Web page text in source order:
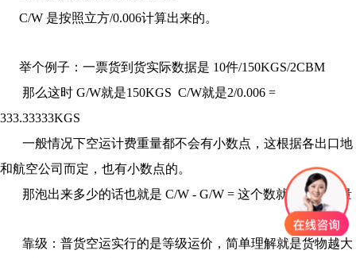
C/W 是按照立方/0.006计算出来的。
举个例子：一票货到货实际数据是 10件/150KGS/2CBM
那么这时 G/W就是150KGS C/W就是2/0.006 =
333.33333KGS
一般情况下空运计费重量都不会有小数点，这根据各出口地
和航空公司而定，也有小数点的。
那泡出来多少的话也就是 C/W - G/W = 这个数就是泡的重量
靠级：普货空运实行的是等级运价，简单理解就是货物越大